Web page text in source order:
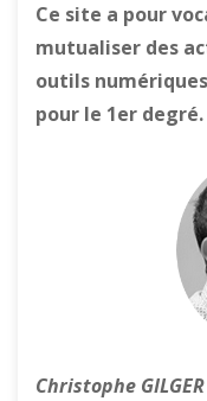
Ce site a pour
mutualiser des
outils
pour le 1er degré.
Christophe GILGER